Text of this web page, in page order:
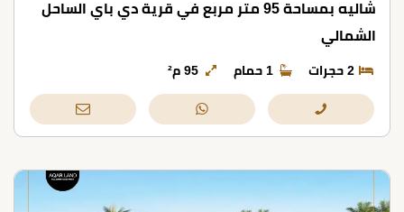
شاليه بمساحة 95 متر مربع في قرية دي باي الساحل
الشمالي
2 حجرات 1 حمام 95 م²